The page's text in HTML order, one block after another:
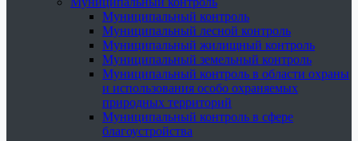
Муниципальный контроль
Муниципальный лесной контроль
Муниципальный жилищный контроль
Муниципальный земельный контроль
Муниципальный контроль в области охраны
и использования особо охраняемых
природных территорий
Муниципальный контроль в сфере
благоустройства